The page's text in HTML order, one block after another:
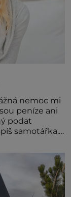
nemoc mi
peníze ani
podat
samotářka.
klid.
města,